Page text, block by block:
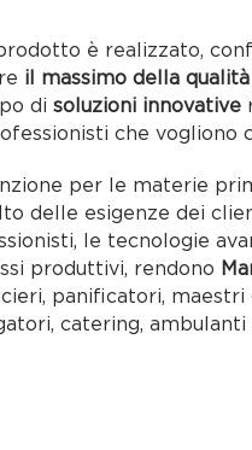
è realizzato,
il massimo della
di soluzioni innovative
che vogliono
per le materie
delle esigenze dei
le tecnologie
produttivi, rendono
panificatori,
catering,